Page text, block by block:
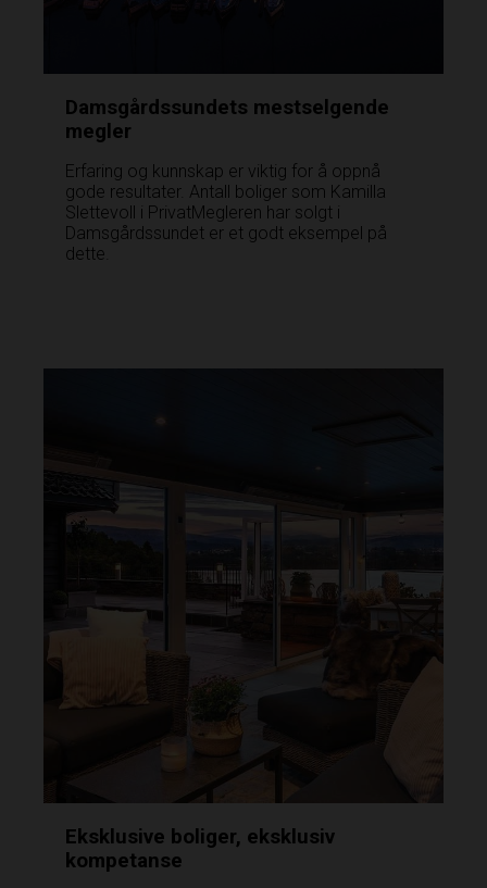
Damsgårdssundets mestselgende
megler
Erfaring og kunnskap er viktig for å oppnå
gode resultater. Antall boliger som Kamilla
Slettevoll i PrivatMegleren har solgt i
Damsgårdssundet er et godt eksempel på
dette.
Eksklusive boliger, eksklusiv
kompetanse